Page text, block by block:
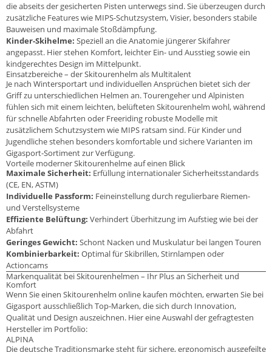
die abseits der gesicherten Pisten unterwegs sind. Sie überzeugen durch
zusätzliche Features wie MIPS-Schutzsystem, Visier, besonders stabile
Bauweisen und maximale Stoßdämpfung.
Kinder-Skihelme: Speziell an die Anatomie jüngerer Skifahrer
angepasst. Hier stehen Komfort, leichter Ein- und Ausstieg sowie ein
kindgerechtes Design im Mittelpunkt.
Einsatzbereiche – der Skitourenhelm als Multitalent
Je nach Wintersportart und individuellen Ansprüchen bietet sich der
Griff zu unterschiedlichen Helmen an. Tourengeher und Alpinisten
fühlen sich mit einem leichten, belüfteten Skitourenhelm wohl, während
für schnelle Abfahrten oder Freeriding robuste Modelle mit
zusätzlichem Schutzsystem wie MIPS ratsam sind. Für Kinder und
Jugendliche stehen besonders komfortable und sichere Varianten im
Gigasport-Sortiment zur Verfügung.
Vorteile moderner Skitourenhelme auf einen Blick
Maximale Sicherheit: Erfüllung internationaler Sicherheitsstandards
(CE, EN, ASTM)
Individuelle Passform: Feineinstellung durch regulierbare Riemen-
und Verstellsysteme
Effiziente Belüftung: Verhindert Überhitzung im Aufstieg wie bei der
Abfahrt
Geringes Gewicht: Schont Nacken und Muskulatur bei langen Touren
Kombinierbarkeit: Optimal für Skibrillen, Stirnlampen oder
Actioncams
Markenqualität bei Skitourenhelmen – Ihr Plus an Sicherheit und
Komfort
Wenn Sie einen Skitourenhelm online kaufen möchten, erwarten Sie bei
Gigasport ausschließlich Top-Marken, die sich durch Innovation,
Qualität und Design auszeichnen. Hier eine Auswahl der gefragtesten
Hersteller im Portfolio:
ALPINA
Die deutsche Traditionsmarke steht für sichere, ergonomisch ausgefeilte